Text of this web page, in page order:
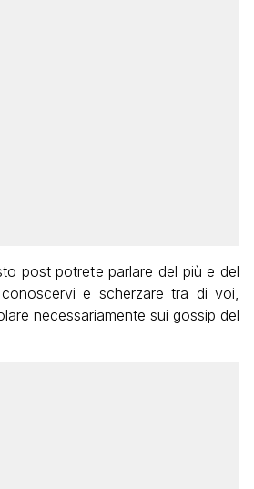
post potrete parlare del più e del
e scherzare tra di voi,
necessariamente sui gossip del